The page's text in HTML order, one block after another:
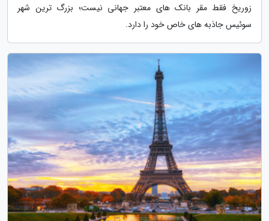
زوریخ فقط مقر بانک های معتبر جهانی نیست؛ بزرگ ترین شهر
سوئیس جاذبه های خاص خود را دارد.